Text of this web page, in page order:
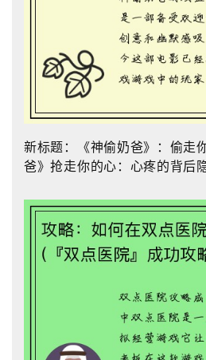
新标题：《神偷奶爸》：偷走
爸》抢走你的心：心疼的背后